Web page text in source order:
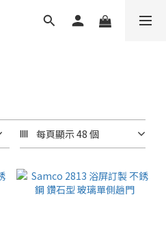
每頁顯示 48 個